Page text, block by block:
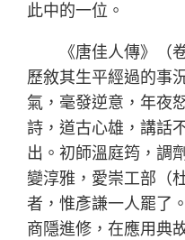
此中的一位。
《唐佳人傳》（
歷敘其生平經過的事
氣，毫發逆意，年夜
詩，道古心雄，講話
出。初師溫庭筠，調
變淳雅，愛崇工部（
者，惟彥謙一人罷了
商隱進修，在應用典